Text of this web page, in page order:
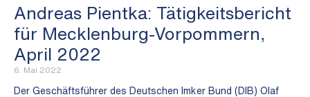
Andreas Pientka: Tätigkeitsbericht
für Mecklenburg-Vorpommern,
April 2022
6. Mai 2022
Der Geschäftsführer des Deutschen Imker Bund (DIB) Olaf